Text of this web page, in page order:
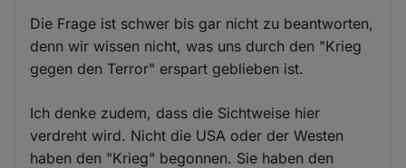
Die Frage ist schwer bis gar nicht zu beantworten,
denn wir wissen nicht, was uns durch den "Krieg
gegen den Terror" erspart geblieben ist.
Ich denke zudem, dass die Sichtweise hier
verdreht wird. Nicht die USA oder der Westen
haben den "Krieg" begonnen. Sie haben den